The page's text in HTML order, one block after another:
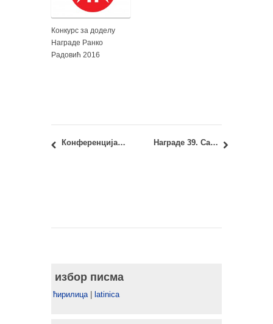
Конкурс за доделу
Награде Ранко
Радовић 2016
Конференција: Урбана безбедност и урбани развој – 21. јун 2017. Награде 39. Салона архитектуре 2017.
избор писма
ћирилица| latinica